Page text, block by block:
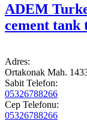
ADEM
cement
Adres:
Ortakonak Mah.
Sabit Telefon:
05326788266
Cep Telefonu:
05326788266